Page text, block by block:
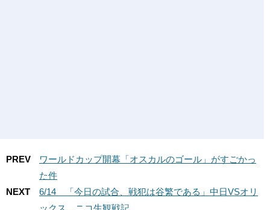
PREV
ワールドカップ開幕「オスカルのゴール」がすごかっ
た件
NEXT
6/14 「今日の試合、戦犯は谷繁である」中日VSオリ
ックス ニコ生観戦記